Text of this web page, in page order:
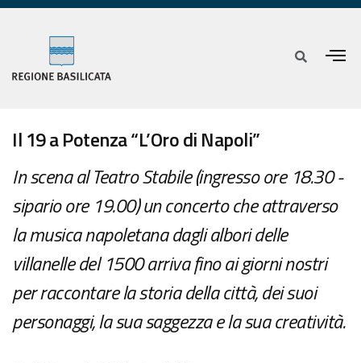
Il 19 a Potenza “L’Oro di Napoli”
In scena al Teatro Stabile (ingresso ore 18.30 -
sipario ore 19.00) un concerto che attraverso
la musica napoletana dagli albori delle
villanelle del 1500 arriva fino ai giorni nostri
per raccontare la storia della città, dei suoi
personaggi, la sua saggezza e la sua creatività.